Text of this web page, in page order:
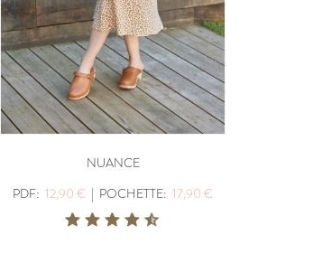
NUANCE
PDF: 12,90 € | POCHETTE: 17,90 €